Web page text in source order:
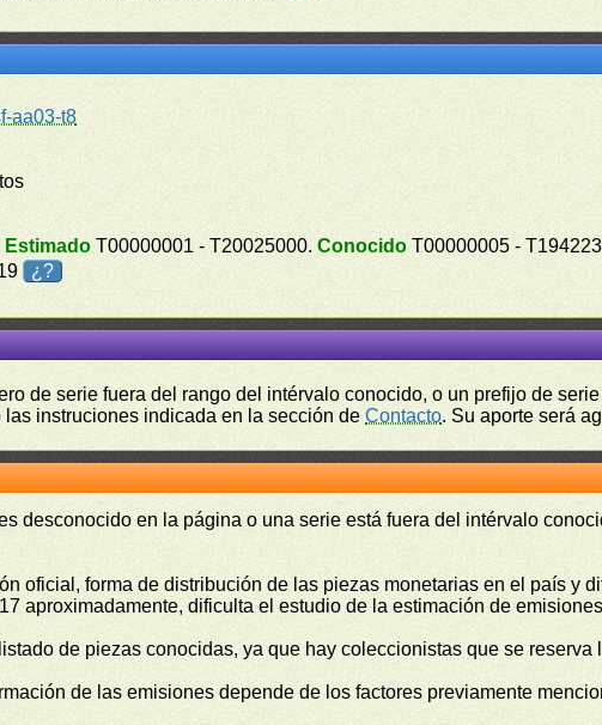
aa03-t8
Estimado T00000001 - T20025000.Conocido T00000005 -
¿?
de serie fuera del rango del intérvalo conocido, o un prefijo de
instruciones indicada en la sección deContacto. Su aporte será
desconocido en la página o una serie está fuera del intérvalo
oficial, forma de distribución de las piezas monetarias en el país y
aproximadamente, dificulta el estudio de la estimación de
de piezas conocidas, ya que hay coleccionistas que se reserva
de las emisiones depende de los factores previamente